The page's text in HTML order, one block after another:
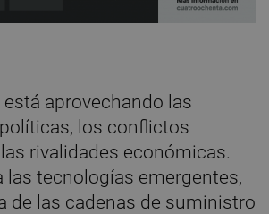
aprovechando las
los conflictos
rivalidades económicas.
las tecnologías emergentes,
de las cadenas de suministro